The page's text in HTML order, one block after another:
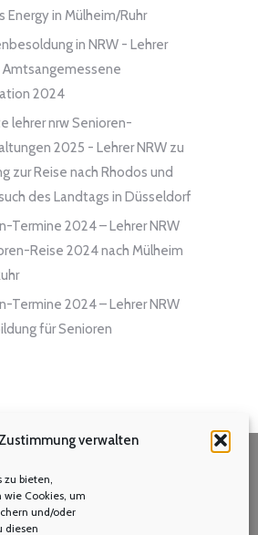
verwalten
zu bieten,
Cookies, um
und/oder
diesen
Energy in Mülheim/Ruhr
in NRW - Lehrer
Amtsangemessene
2024
lehrer nrw Senioren-
2025 - Lehrer NRW zu
zur Reise nach Rhodos und
des Landtags in Düsseldorf
Termine 2024 – Lehrer NRW
Reise 2024 nach Mülheim
Termine 2024 – Lehrer NRW
für Senioren